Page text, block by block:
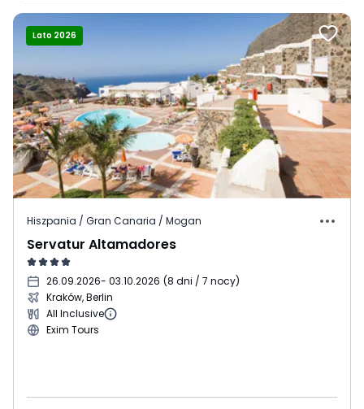
Lato 2026
Hiszpania / Gran Canaria / Mogan
Servatur Altamadores
26.09.2026- 03.10.2026 (8 dni / 7 nocy)
Kraków, Berlin
All Inclusive
Exim Tours